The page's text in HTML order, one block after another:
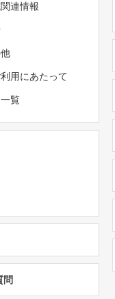
連情報
用にあたって
覧
問